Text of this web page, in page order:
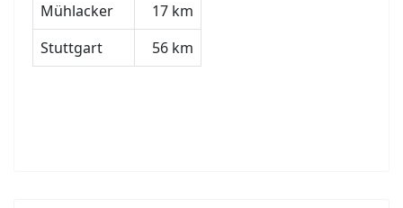
Mühlacker
17 km
Stuttgart
56 km